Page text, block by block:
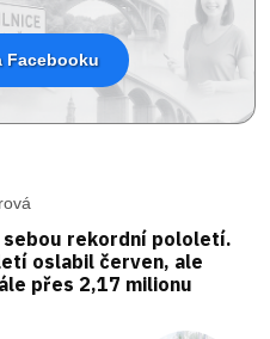
Facebooku
sebou rekordní pololetí.
oslabil červen, ale
přes 2,17 milionu